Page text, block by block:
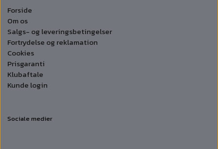
Forside
Om os
Salgs- og leveringsbetingelser
Fortrydelse og reklamation
Cookies
Prisgaranti
Klubaftale
Kunde login
Sociale medier